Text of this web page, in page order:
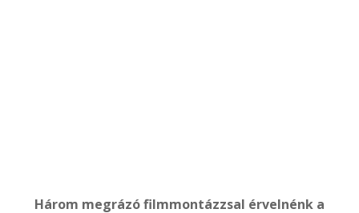
Három megrázó filmmontázzsal érvelnénk a